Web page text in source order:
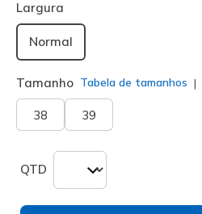
Largura
Normal
Tamanho Tabela de tamanhos
38 39
QTD